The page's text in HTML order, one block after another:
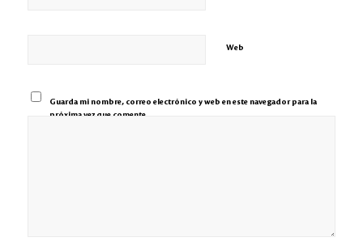
Web
Guarda mi nombre, correo electrónico y web en este navegador para la
próxima vez que comente.